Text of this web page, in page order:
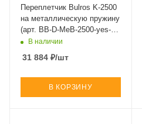
Переплетчик Bulros K-2500
на металлическую пружину
(арт. BB-D-MeB-2500-yes-
squ-Ma)
В наличии
31 884 ₽/шт
В КОРЗИНУ